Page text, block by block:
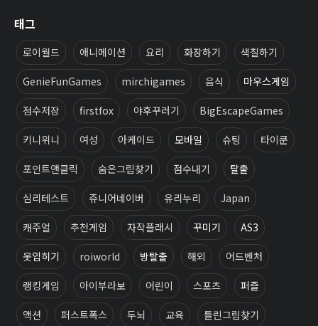
태그
로이월드 애니메이션 요리 화장하기 색칠하기
GenieFunGames mirchigames 음식 마우스게임
점수저장 firstfox 야후꾸러기 BigEscapeGames
키니위니 여성 아케이드 모바일 슈팅 타이쿤
포인트앤클릭 숨은그림찾기 점수내기 탈출
심리테스트 쥬니어네이버 유리누리 Japan
캐주얼 추천게임 자작플래시 꾸미기 AS3
옷입히기 roiworld 방탈출 해외 어드벤처
랭킹게임 아이부라보 어린이 스포츠 퍼즐
액션 퍼스트폭스 두뇌 교육 틀린그림찾기